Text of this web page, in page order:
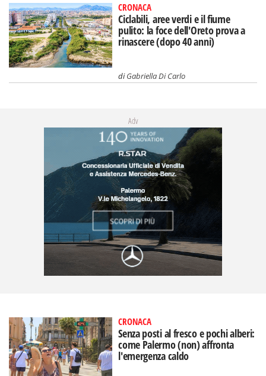
CRONACA
Ciclabili, aree verdi e il fiume
pulito: la foce dell'Oreto prova a
rinascere (dopo 40 anni)
diGabriella Di Carlo
Adv
CRONACA
Senza posti al fresco e pochi alberi:
come Palermo (non) affronta
l'emergenza caldo